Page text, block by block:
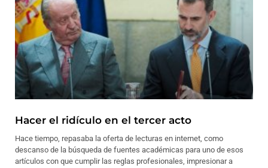
Hacer el ridículo en el tercer acto
Hace tiempo, repasaba la oferta de lecturas en internet, como
descanso de la búsqueda de fuentes académicas para uno de esos
artículos con que cumplir las reglas profesionales, impresionar a